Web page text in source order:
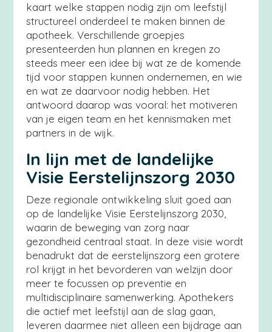
kaart welke stappen nodig zijn om leefstijl
structureel onderdeel te maken binnen de
apotheek. Verschillende groepjes
presenteerden hun plannen en kregen zo
steeds meer een idee bij wat ze de komende
tijd voor stappen kunnen ondernemen, en wie
en wat ze daarvoor nodig hebben. Het
antwoord daarop was vooral: het motiveren
van je eigen team en het kennismaken met
partners in de wijk.
In lijn met de landelijke
Visie Eerstelijnszorg 2030
Deze regionale ontwikkeling sluit goed aan
op de landelijke Visie Eerstelijnszorg 2030,
waarin de beweging van zorg naar
gezondheid centraal staat. In deze visie wordt
benadrukt dat de eerstelijnszorg een grotere
rol krijgt in het bevorderen van welzijn door
meer te focussen op preventie en
multidisciplinaire samenwerking. Apothekers
die actief met leefstijl aan de slag gaan,
leveren daarmee niet alleen een bijdrage aan